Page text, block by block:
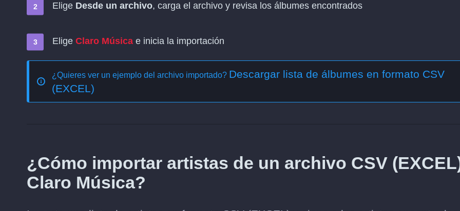
Elige Desde un archivo, carga el archivo y revisa los álbumes encontrados
Elige Claro Música e inicia la importación
¿Quieres ver un ejemplo del archivo importado? Descargar lista de álbumes en formato CSV
(EXCEL)
¿Cómo importar artistas de un archivo CSV
Claro Música?